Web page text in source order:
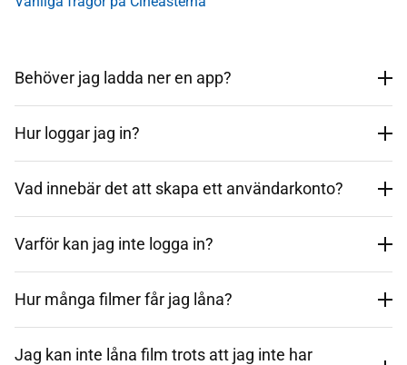
Behöver jag ladda ner en app?
Hur loggar jag in?
Vad innebär det att skapa ett användarkonto?
Varför kan jag inte logga in?
Hur många filmer får jag låna?
Jag kan inte låna film trots att jag inte har